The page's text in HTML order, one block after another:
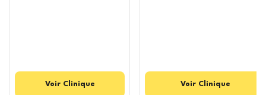
Voir Clinique Voir Clinique